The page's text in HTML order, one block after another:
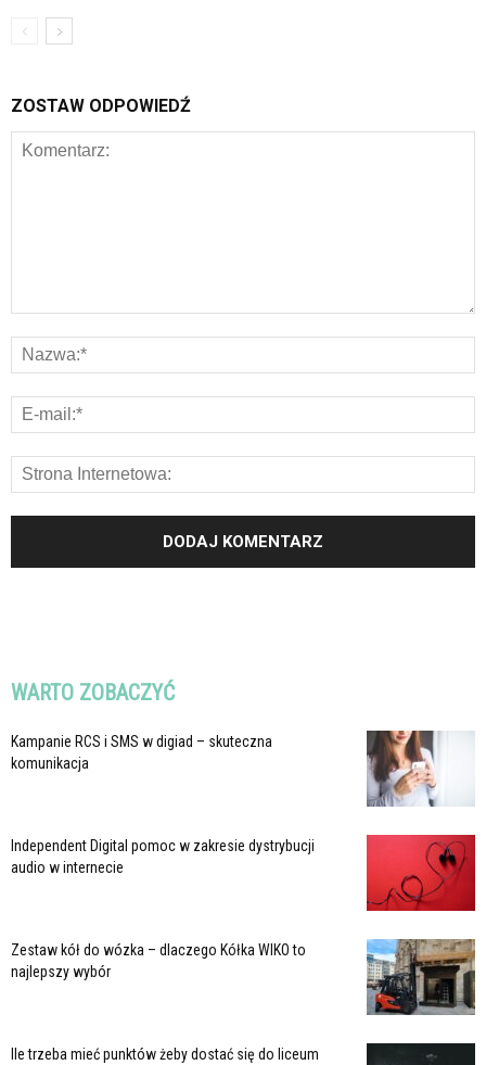
ZOSTAW ODPOWIEDŹ
WARTO ZOBACZYĆ
Kampanie RCS i SMS w digiad – skuteczna
komunikacja
Independent Digital pomoc w zakresie dystrybucji
audio w internecie
Zestaw kół do wózka – dlaczego Kółka WIKO to
najlepszy wybór
Ile trzeba mieć punktów żeby dostać się do liceum